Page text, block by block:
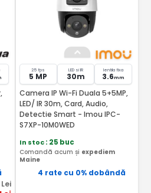
Lei
25 fps
5 MP
LED si IR
30m
lentila fixa
3.6mm
Camera IP Wi-Fi Duala 5+5MP,
LED/ IR 30m, Card, Audio,
Detectie Smart - Imou IPC-
S7XP-10M0WED
In stoc: 25 buc
Comandă acum și expediem
Maine
4 rate cu 0% dobândă